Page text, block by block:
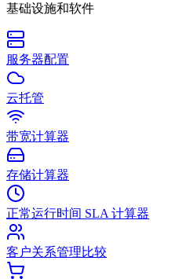
基础设施和软件
服务器配置
云托管
带宽计算器
存储计算器
正常运行时间 SLA 计算器
客户关系管理比较